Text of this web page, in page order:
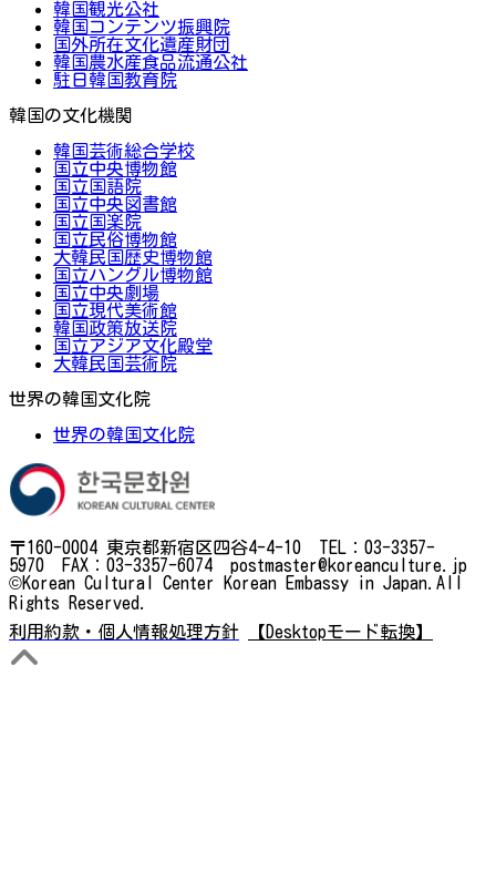
韓国観光公社
韓国コンテンツ振興院
国外所在文化遺産財団
韓国農水産食品流通公社
駐日韓国教育院
韓国の文化機関
韓国芸術総合学校
国立中央博物館
国立国語院
国立中央図書館
国立国楽院
国立民俗博物館
大韓民国歴史博物館
国立ハングル博物館
国立中央劇場
国立現代美術館
韓国政策放送院
国立アジア文化殿堂
大韓民国芸術院
世界の韓国文化院
世界の韓国文化院
〒160-0004 東京都新宿区四谷4-4-10 TEL：03-3357-
5970 FAX：03-3357-6074 postmaster@koreanculture.jp
©Korean Cultural Center Korean Embassy in Japan.All
Rights Reserved.
利用約款・個人情報処理方針
【Desktopモード転換】